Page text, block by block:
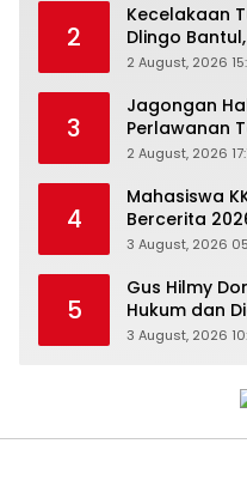
2
Kecelakaan
Dlingo
Jurang
2 August, 2026
3
Jagongan
Perlawanan
Media Digital
2 August, 2026
4
Mahasiswa
Bercerita
di Sungai Air
3 August, 2026
5
Gus Hilmy
Hukum dan
Meningkatkan
3 August, 2026